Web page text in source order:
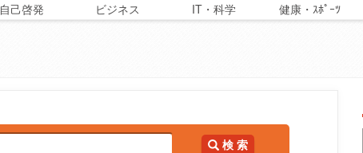
自己啓発 ビジネス IT・科学 健康・ｽﾎﾟｰﾂ
検 索